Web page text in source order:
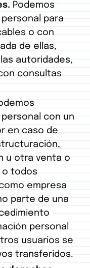
Podemos
para
o con
de ellas,
autoridades,
consultas
con un
en caso de
u otra venta o
o todos
empresa
parte de una
personal
usuarios se
transferidos.